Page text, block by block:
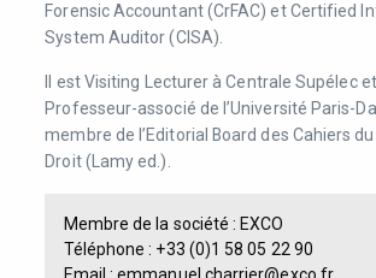
Forensic Accountant (CrFAC) et Certified
System Auditor (CISA).
Il est Visiting Lecturer à Centrale Supélec
Professeur-associé de l’Université Paris-
membre de l’Editorial Board des Cahiers
Droit (Lamy ed.).
Membre de la société : EXCO
Téléphone : +33 (0)1 58 05 22 90